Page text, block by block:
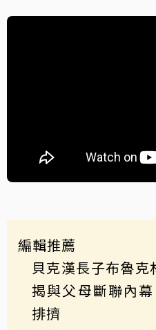
編輯推薦
貝克漢長子布魯克
揭與父母斷聯內
排擠